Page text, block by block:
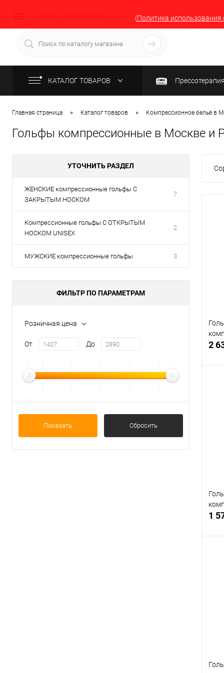
(Политика использования
Вход Регистрация
КАТАЛОГ ТОВАРОВ
Главная страница • Каталог товаров • Компрессионное бельё в
Гольфы компрессионные в Москве и
УТОЧНИТЬ РАЗДЕЛ
ЖЕНСКИЕ компрессионные гольфы С
ЗАКРЫТЫМ НОСКОМ
7
Компрессионные гольфы С ОТКРЫТЫМ
НОСКОМ UNISEX
2
МУЖСКИЕ компрессионные гольфы 3
ФИЛЬТР ПО ПАРАМЕТРАМ
Розничная цена
От До
Показать Сбросить
2
1